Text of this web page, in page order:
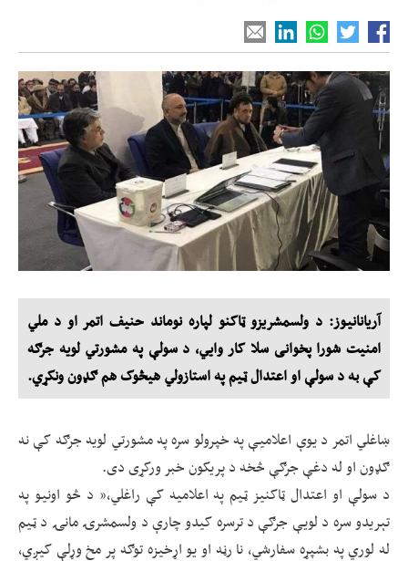
آریانانیوز: د ولسمشریزو ټاکنو لپاره نوماند حنیف اتمر او د ملي
امنیت شورا پخوانی سلا کار وایي، د سولې په مشورتي لویه جرګه
کې به د سولې او اعتدال ټیم په استازولي هیڅوک هم ګډون ونکړي.
ښاغلي اتمر د یوې اعلامیې په خپرولو سره په مشورتي لویه جرګه کې نه
ګډون او له دغې جرګې څخه د پریکون خبر ورکړی دی.
د سولې او اعتدال ټاکنیز ټیم په اعلامیه کې راغلي،” د څو اونیو په
تېریدو سره د لویې جرګې د ترسره کیدو چارې د ولسمشرۍ مانۍ د ټیم
له لوري په بشپړه سفارشي، نا رڼه او یو اړخیزه توګه پر مخ وړلې کیږي،